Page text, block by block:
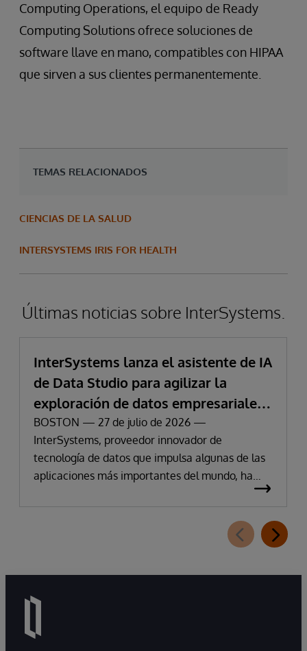
Computing Operations, el equipo de Ready
Computing Solutions ofrece soluciones de
software llave en mano, compatibles con HIPAA
que sirven a sus clientes permanentemente.
TEMAS RELACIONADOS
CIENCIAS DE LA SALUD
INTERSYSTEMS IRIS FOR HEALTH
Últimas noticias sobre InterSystems.
InterSystems lanza el asistente de IA
de Data Studio para agilizar la
exploración de datos empresariales
y la obtención de información
BOSTON — 27 de julio de 2026 —
InterSystems, proveedor innovador de
tecnología de datos que impulsa algunas de las
aplicaciones más importantes del mundo, ha
anunciado hoy la disponibilidad de InterSystems
para InterSystems Data Studio basada en IA
generativa que permite a las organizaciones
interacciones en lenguaje natural. A medida que
la IA a utilizarla en entornos de producción,